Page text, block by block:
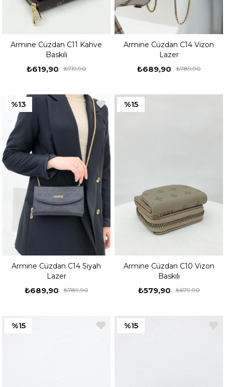
Armine Cüzdan C11 Kahve
Baskılı
₺619,90 ₺719,90
Armine Cüzdan C14 Vizon
Lazer
₺689,90 ₺789,90
Armine Cüzdan C14 Siyah
Lazer
₺689,90 ₺789,90
%13
Armine Cüzdan C10 Vizon
Baskılı
₺579,90 ₺679,90
%15
%15 %15